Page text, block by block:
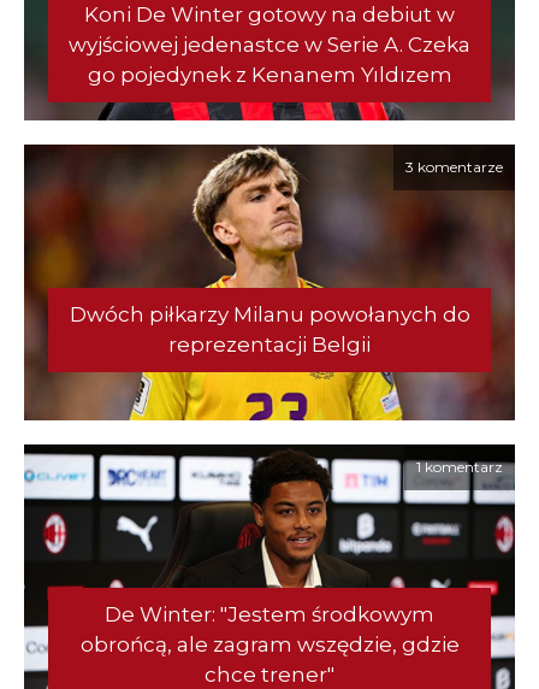
Koni De Winter gotowy na debiut w
wyjściowej jedenastce w Serie A. Czeka
go pojedynek z Kenanem Yıldızem
3 komentarze
Dwóch piłkarzy Milanu powołanych do
reprezentacji Belgii
1 komentarz
De Winter: "Jestem środkowym
obrońcą, ale zagram wszędzie, gdzie
chce trener"